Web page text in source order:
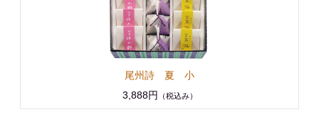
尾州詩 夏 小
3,888円
（税込み）